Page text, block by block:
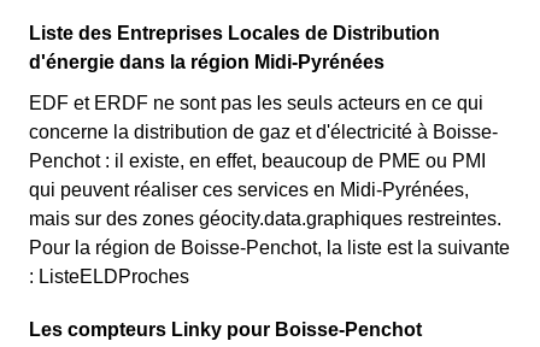
Liste des Entreprises Locales de Distribution
d'énergie dans la région Midi-Pyrénées
EDF et ERDF ne sont pas les seuls acteurs en ce qui
concerne la distribution de gaz et d'électricité à Boisse-
Penchot : il existe, en effet, beaucoup de PME ou PMI
qui peuvent réaliser ces services en Midi-Pyrénées,
mais sur des zones géocity.data.graphiques restreintes.
Pour la région de Boisse-Penchot, la liste est la suivante
: ListeELDProches
Les compteurs Linky pour Boisse-Penchot